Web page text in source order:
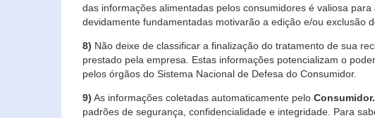
das informações alimentadas pelos consumidores é valiosa
devidamente fundamentadas motivarão a edição e/ou exclusão
8) Não deixe de classificar a finalização do tratamento de sua
prestado pela empresa. Estas informações potencializam o
pelos órgãos do Sistema Nacional de Defesa do Consumidor.
9) As informações coletadas automaticamente pelo
padrões de segurança, confidencialidade e integridade. Para